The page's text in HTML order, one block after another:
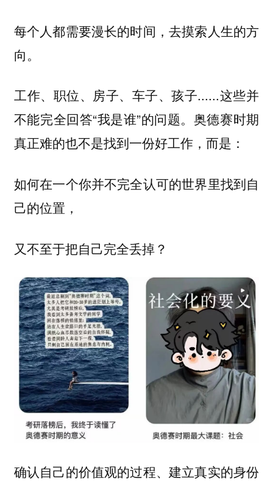
每个人都需要漫长的时间，去摸索人生的方
向。
工作、职位、房子、车子、孩子......这些并
不能完全回答“我是谁”的问题。奥德赛时期
真正难的也不是找到一份好工作，而是：
如何在一个你并不完全认可的世界里找到自
己的位置，
又不至于把自己完全丢掉？
确认自己的价值观的过程、建立真实的身份